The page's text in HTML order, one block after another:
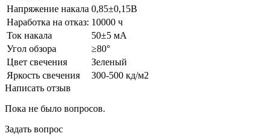
Напряжение накала 0,85±0,15В
Наработка на отказ: 10000 ч
Ток накала
50±5 мА
Угол обзора
≥80°
Цвет свечения
Зеленый
Яркость свечения
300-500 кд/м2
Написать отзыв
Пока не было вопросов.
Задать вопрос